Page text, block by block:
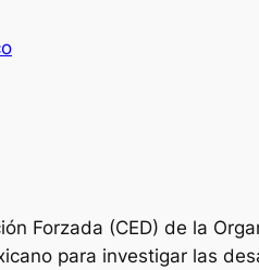
Forzada (CED) de la
para investigar las